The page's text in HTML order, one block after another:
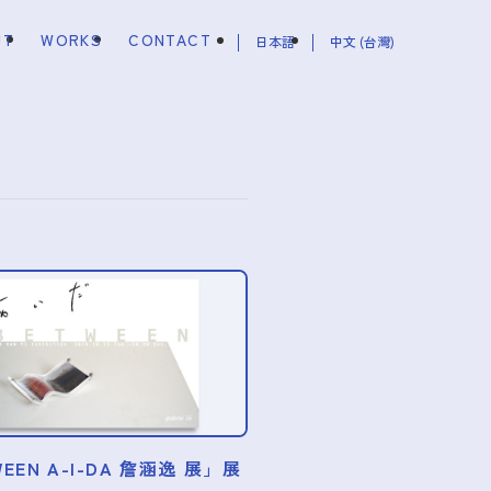
WORKS CONTACT 日本語 中文 (台灣)
A-I-DA 詹涵逸 展」展